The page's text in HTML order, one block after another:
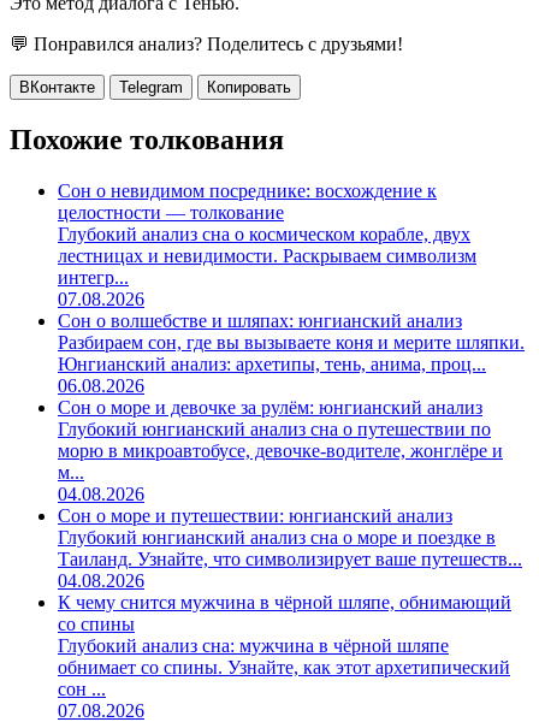
💬 Понравился анализ? Поделитесь с друзьями!
ВКонтакте Telegram Копировать
Похожие толкования
Сон о невидимом посреднике: восхождение к
целостности — толкование
Глубокий анализ сна о космическом корабле, двух
лестницах и невидимости. Раскрываем символизм
интегр...
07.08.2026
Сон о волшебстве и шляпах: юнгианский анализ
Разбираем сон, где вы вызываете коня и мерите шляпки.
Юнгианский анализ: архетипы, тень, анима, проц...
06.08.2026
Сон о море и девочке за рулём: юнгианский анализ
Глубокий юнгианский анализ сна о путешествии по
морю в микроавтобусе, девочке-водителе, жонглёре и
м...
04.08.2026
Сон о море и путешествии: юнгианский анализ
Глубокий юнгианский анализ сна о море и поездке в
Таиланд. Узнайте, что символизирует ваше путешеств...
04.08.2026
К чему снится мужчина в чёрной шляпе, обнимающий
со спины
Глубокий анализ сна: мужчина в чёрной шляпе
обнимает со спины. Узнайте, как этот архетипический
сон ...
07.08.2026